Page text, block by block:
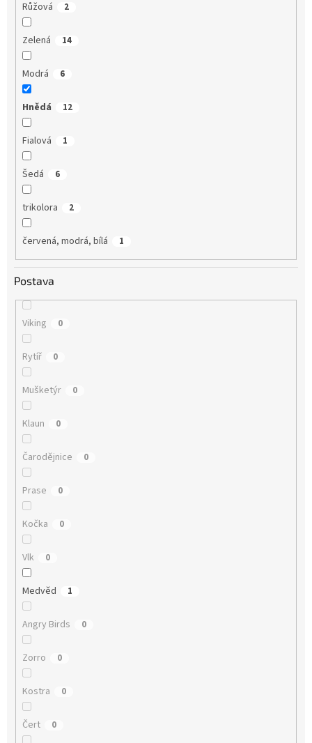
Růžová 2
Zelená 14
Modrá 6
Hnědá 12
Fialová 1
Šedá 6
trikolora 2
červená, modrá, bílá 1
Postava
Viking 0
Rytíř 0
Mušketýr 0
Klaun 0
Čarodějnice 0
Prase 0
Kočka 0
Vlk 0
Medvěd 1
Angry Birds 0
Zorro 0
Kostra 0
Čert 0